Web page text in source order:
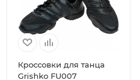
Кроссовки для танца
Grishko FU007